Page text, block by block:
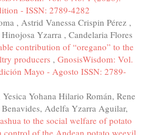
- ISSN: 2789-4282
, Astrid Vanessa Crispin Pérez ,
Yzarra , Candelaria Flores
contribution of “oregano” to the
producers , GnosisWisdom: Vol.
Mayo - Agosto ISSN: 2789-
Yohana Hilario Román, Rene
Adelfa Yzarra Aguilar,
to the social welfare of potato